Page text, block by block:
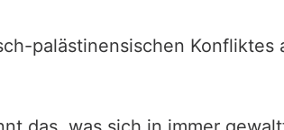
palästinensischen